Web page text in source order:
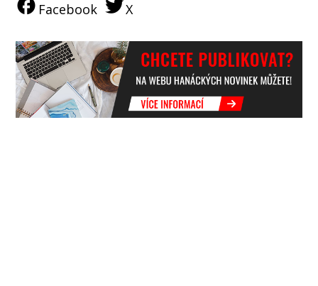
Facebook X